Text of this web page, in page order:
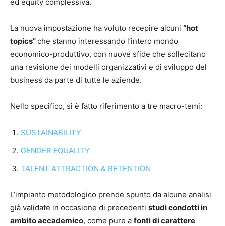
La nuova impostazione ha voluto recepire alcuni “hot
topics”che stanno interessando l’intero mondo
economico-produttivo, con nuove sfide che sollecitano
una revisione dei modelli organizzativi e di sviluppo del
business da parte di tutte le aziende.
Nello specifico, si è fatto riferimento a tre macro-temi:
SUSTAINABILITY
GENDER EQUALITY
TALENT ATTRACTION & RETENTION
L’impianto metodologico prende spunto da alcune analisi
già validate in occasione di precedenti studi condotti in
ambito accademico, come pure a fonti di carattere